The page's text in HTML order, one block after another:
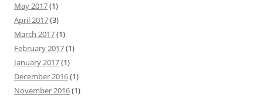
May 2017(1)
April 2017(3)
March 2017(1)
February 2017(1)
January 2017(1)
December 2016(1)
November 2016(1)